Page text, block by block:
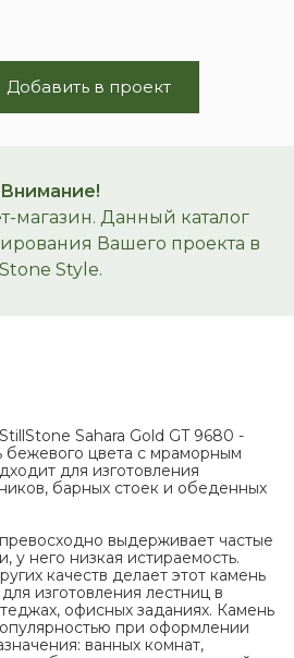
Добавить в проект
Внимание!
магазин. Данный каталог
Вашего проекта в
Stone Style.
Sahara Gold GT 9680 -
бежевого цвета с мраморным
для изготовления
барных стоек и обеденных
выдерживает частые
у него низкая истираемость.
качеств делает этот камень
изготовления лестниц в
офисных заданиях. Камень
при оформлении
ванных комнат,